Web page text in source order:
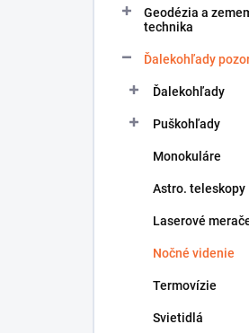
Geodézia a
technika
Ďalekohľady
Ďalekohľady
Puškohľady
Monokuláre
Astro. teleskopy
Laserové
Nočné videnie
Termovízie
Svietidlá